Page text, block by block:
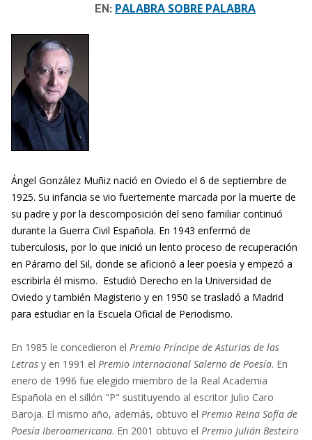
EN: PALABRA SOBRE PALABRA
Ángel González Muñiz nació en Oviedo el 6 de septiembre de
1925. Su infancia se vio fuertemente marcada por la muerte de
su padre y por la descomposición del seno familiar continuó
durante la Guerra Civil Española. En 1943 enfermó de
tuberculosis, por lo que inició un lento proceso de recuperación
en Páramo del Sil, donde se aficionó a leer poesía y empezó a
escribirla él mismo. Estudió Derecho en la Universidad de
Oviedo y también Magisterio y​ en 1950 se trasladó a Madrid
para estudiar en la Escuela Oficial de Periodismo.
En 1985 le concedieron el Premio Príncipe de Asturias de las
Letras y en 1991 el Premio Internacional Salerno de Poesía. En
enero de 1996 fue elegido miembro de la Real Academia
Española en el sillón "P" sustituyendo al escritor Julio Caro
Baroja. El mismo año, además, obtuvo el Premio Reina Sofía de
Poesía Iberoamericana. En 2001 obtuvo el Premio Julián Besteiro